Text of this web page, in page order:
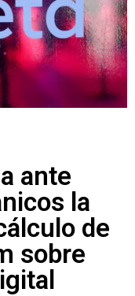
ante
la
de
sobre